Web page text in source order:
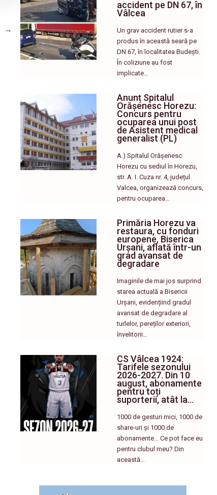
→
accident pe DN 67, în
Vâlcea
Un grav accident rutier s-a
produs în această seară pe
DN 67, în localitatea Budești.
În coliziune au fost
implicate…
Anunț Spitalul
Orășenesc Horezu:
Concurs pentru
ocuparea unui post
de Asistent medical
generalist (PL)
A.) Spitalul Orășenesc
Horezu cu sediul în Horezu,
str. A. I. Cuza nr. 4, județul
Valcea, organizează concurs,
pentru ocuparea…
Primăria Horezu va
restaura, cu fonduri
europene, Biserica
Urșani, aflată într-un
grad avansat de
degradare
Imaginile de mai jos surprind
starea actuală a Bisericii
Urșani, evidențiind gradul
avansat de degradare al
turlelor, pereților exteriori,
învelitorii…
CS Vâlcea 1924:
Tarifele sezonului
2026-2027. Din 10
august, abonamente
pentru toți
suporterii, atât la…
1000 de gesturi mici, 1000 de
share-uri și 1000 de
abonamente… Ce pot face eu
pentru clubul meu? Din
această…